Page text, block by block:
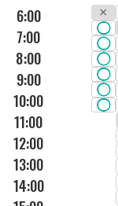
6:00
7:00
8:00
9:00
10:00
11:00
12:00
13:00
14:00